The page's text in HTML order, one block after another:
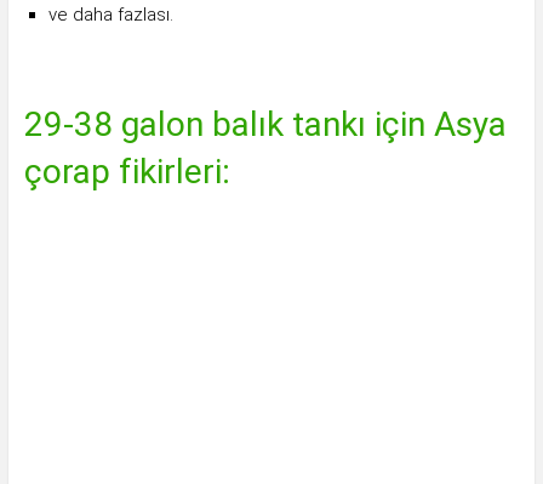
ve daha fazlası.
29-38 galon balık tankı için Asya
çorap fikirleri: